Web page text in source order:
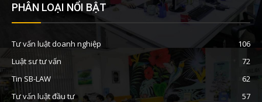
PHÂN LOẠI NỔI BẬT
Tư vấn luật doanh nghiệp
106
Luật sư tư vấn
72
Tin SB-LAW
62
Tư vấn luật đầu tư
57